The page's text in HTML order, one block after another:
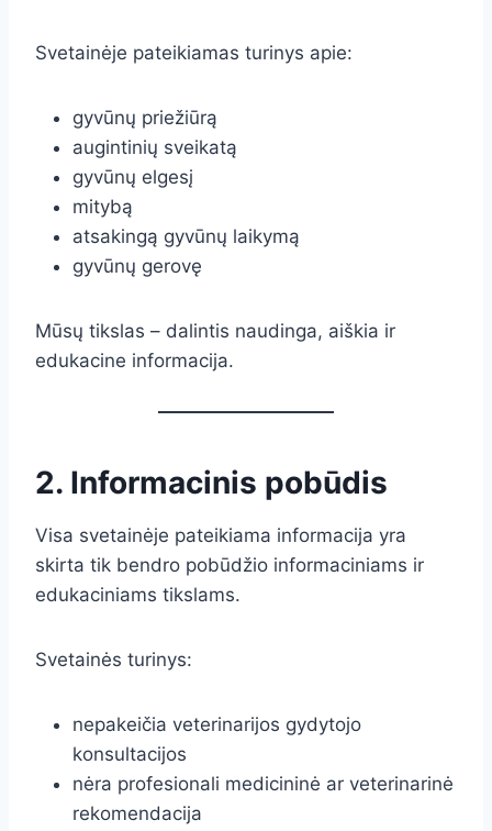
Svetainėje pateikiamas turinys apie:
gyvūnų priežiūrą
augintinių sveikatą
gyvūnų elgesį
mitybą
atsakingą gyvūnų laikymą
gyvūnų gerovę
Mūsų tikslas – dalintis naudinga, aiškia ir
edukacine informacija.
2. Informacinis pobūdis
Visa svetainėje pateikiama informacija yra
skirta tik bendro pobūdžio informaciniams ir
edukaciniams tikslams.
Svetainės turinys:
nepakeičia veterinarijos gydytojo
konsultacijos
nėra profesionali medicininė ar veterinarinė
rekomendacija